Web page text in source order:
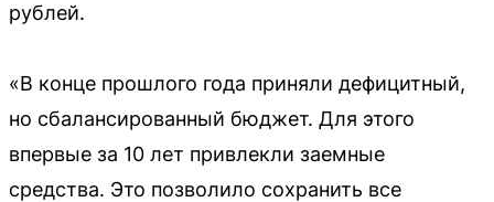
рублей.
«В конце прошлого года приняли дефицитный,
но сбалансированный бюджет. Для этого
впервые за 10 лет привлекли заемные
средства. Это позволило сохранить все